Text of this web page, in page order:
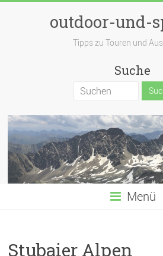
outdoor-und-
Tipps zu Touren und
Suche
Menü
Stubaier Alpen